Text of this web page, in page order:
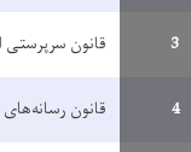
3 قانون
4 قانون